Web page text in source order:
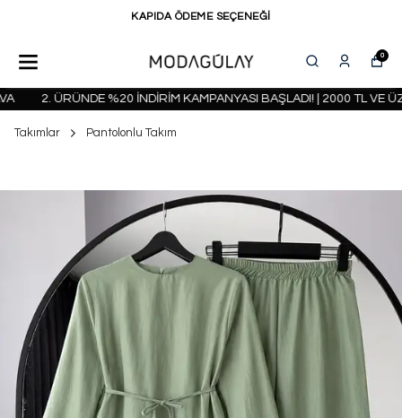
KAPIDA ÖDEME SEÇENEĞİ
0
2. ÜRÜNDE %20 İNDİRİM KAMPANYASI BAŞLADI! | 2000 TL VE
Takımlar Pantolonlu Takım